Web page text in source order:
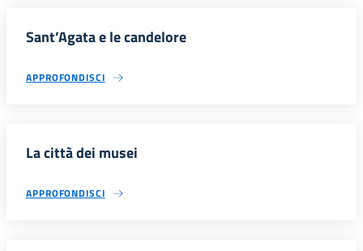
Sant’Agata e le candelore
APPROFONDISCI
La città dei musei
APPROFONDISCI